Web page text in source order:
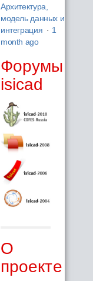
Архитектура,
модель данных и
интеграция · 1
month ago
Форумы
isicad
О
проекте